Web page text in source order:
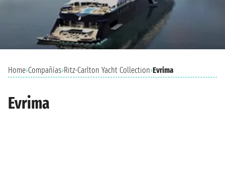
Home›Compañías›Ritz-Carlton Yacht Collection›Evrima
Evrima